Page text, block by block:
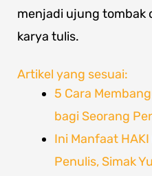
menjadi ujung tombak
karya tulis.
Artikel yang sesuai:
5 Cara
bagi Seorang
Ini Manfaat
Penulis, Simak